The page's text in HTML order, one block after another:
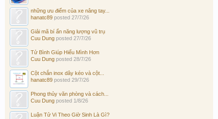
những ưu điểm của xe nâng tay...
hanatc89 posted 27/7/26
Giải mã bí ẩn năng lượng vũ trụ
Cuu Dung posted 27/7/26
Tử Bình Giúp Hiểu Mình Hơn
Cuu Dung posted 28/7/26
Cột chắn inox dây kéo và cột...
hanatc89 posted 29/7/26
Phong thủy văn phòng và cách...
Cuu Dung posted 1/8/26
Luận Tử Vi Theo Giờ Sinh Là Gì?